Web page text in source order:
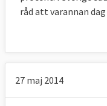
råd att varannan
27 maj 2014